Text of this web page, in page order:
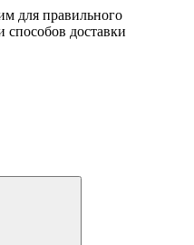
для правильного
способов доставки